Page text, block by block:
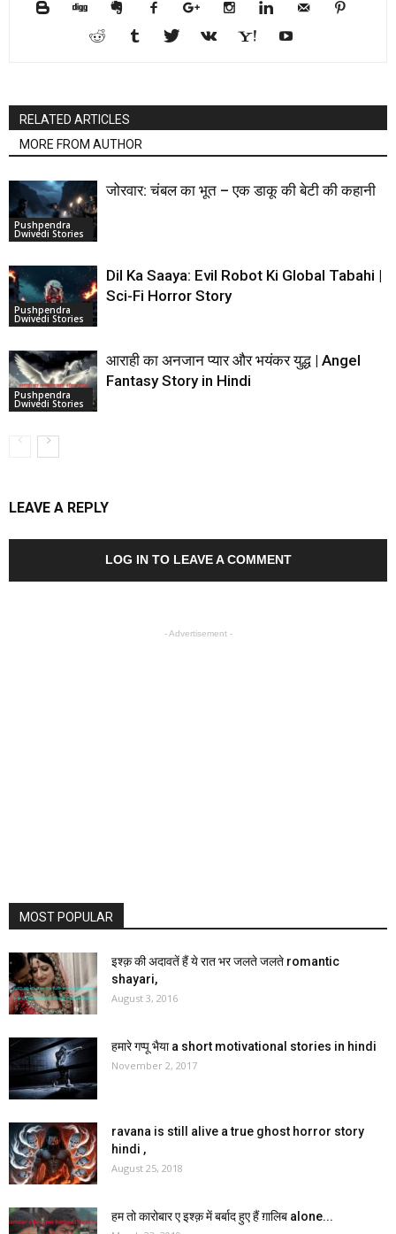
RELATED ARTICLES
MORE FROM AUTHOR
Pushpendra
Dwivedi Stories
जोरवार: चंबल का भूत – एक डाकू की बेटी की कहानी
Pushpendra
Dwivedi Stories
Dil Ka Saaya: Evil Robot Ki Global Tabahi |
Sci-Fi Horror Story
Pushpendra
Dwivedi Stories
आराही का अनजान प्यार और भयंकर युद्ध | Angel
Fantasy Story in Hindi
LEAVE A REPLY
LOG IN TO LEAVE A COMMENT
- Advertisement -
MOST POPULAR
इश्क़ की अदावतें हैं ये रात भर जलते जलते romantic
shayari,
August 3, 2016
हमारे गप्पू भैया a short motivational stories in hindi
November 2, 2017
ravana is still alive a true ghost horror story
hindi ,
August 25, 2018
हम तो कारोबार ए इश्क़ में बर्बाद हुए हैं ग़ालिब alone...